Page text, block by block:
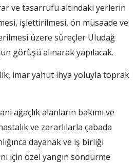
ve tasarrufu altındaki yerlerin
işlettirilmesi, ön müsaade ve
üzere süreçler Uludağ
görüşü alınarak yapılacak.
imar yahut ihya yoluyla toprak
ağaçlık alanların bakımı ve
ve zararlılarla çabada
dayanak ve iş birliği
için özel yangın söndürme